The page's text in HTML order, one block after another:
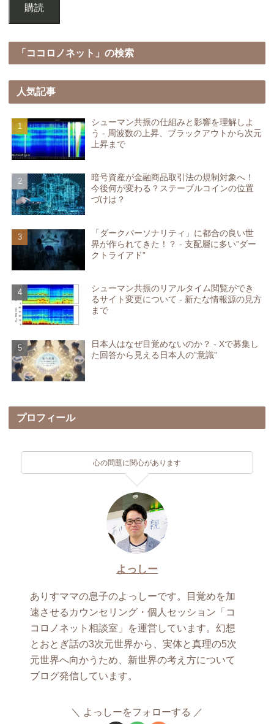
購読
「ココロノネット」の検索
人気記事
シューマン共振の仕組みと影響を理解しよ
う - 周波数の上昇、ブラックアウトから次元
上昇まで
暗号資産が金融商品取引法の規制対象へ！
今後何が変わる？ステーブルコインの位置
づけは？
「ダークパーソナリティ」に都合の良い世
界が作られてきた！？ - 支配層に多い”ダー
クトライアド”
シューマン共振のリアルタイム閲覧ができ
るサイト変更について - 新たな情報源の見方
まで
日本人はなぜ目覚めないのか？ - Xで募集し
た回答から見える日本人の”意識”
プロフィール
心の問題に関心があります
よっしー
ありすママの息子のよっしーです。目覚めを加
速させるカウンセリング・個人セッション「コ
コロノネット相談室」を運営しています。幻想
とおとぎ話の3次元世界から、実体と真理の5次
元世界へ向かうため、新世界の考え方について
ブログ発信しています。
よっしーをフォローする